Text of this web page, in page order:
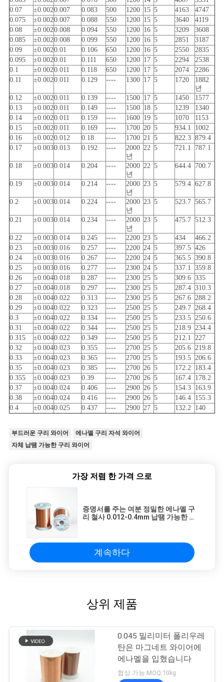
0.07
±0.0020.007 0.083 500 1200 15 5 4163
4747
0.075
±0.0020.007 0.088 550 1200 15 5 3640
4119
0.08
±0.0020.008 0.094 550 1200 16 5 3209
3608
0.085
±0.0020.008 0.099 550 1200 16 5 2851
3187
0.09
±0.0020.01 0.106 650 1200 16 5 2550
2835
0.095
±0.0020.01 0.111 650 1200 17 5 2294
2538
0.1
±0.0020.011 0.118 650 1200 17 5 2074
2286
0.11
±0.0020.011 0.129 ---- 1300 17 5 1720
1882
년
0.12
±0.0020.011 0.139 ---- 1500 17 5 1450
1577
0.13
±0.0020.011 0.149 ---- 1500 18 5 1239
1340
0.14
±0.0020.011 0.159 ---- 1600 19 5 1070
1153
0.15
±0.0020.011 0.169 ---- 1700 20 5 934.1
1002
0.16
±0.0020.012 0.18 ---- 1700 21 5 822.3 879.4
0.17
±0.0030.013 0.192 ----
2000
년
22 5 721.1 787.1
0.18 ±0.0030.014 0.204 ----
2000
년
22 5 644.4 700.7
0.19 ±0.0030.014 0.214 ----
2000
년
23 5 579.4 627.8
0.2 ±0.0030.014 0.224 ----
2000
년
23 5 523.7 565.7
0.21 ±0.0030.014 0.234 ----
2000
년
23 5 475.7 512.3
0.22 ±0.0030.014 0.245 ---- 2200 23 5 434
466.2
0.23
±0.0030.016 0.257 ---- 2200 24 5 397.5 426
0.24
±0.0030.016 0.267 ---- 2200 24 5 365.5 390.8
0.25
±0.0030.016 0.277 ---- 2300 24 5 337.1 359.8
0.26
±0.0040.018 0.287 ---- 2300 25 5 309.6 335
0.27
±0.0040.018 0.297 ---- 2300 25 5 287.4 310.3
0.28
±0.0040.022 0.313 ---- 2300 25 5 267.6 288.2
0.29
±0.0040.022 0.323 ---- 2500 25 5 249.7 268.4
0.3
±0.0040.022 0.334 ---- 2500 25 5 233.5 250.6
0.31
±0.0040.022 0.344 ---- 2500 25 5 218.9 234.4
0.315
±0.0040.022 0.349 ---- 2500 25 5 212.1 227
0.32
±0.0040.023 0.355 ---- 2700 25 5 205.6 219.8
0.33
±0.0040.023 0.365 ---- 2700 25 5 193.5 206.6
0.35
±0.0040.023 0.385 ---- 2700 26 5 172.2
183.4
0.355
±0.0040.023 0.39 ---- 2700 26 5 167.4
178.2
0.37
±0.0040.024 0.406 ---- 2900 26 5 154.3
163.9
0.38
±0.0040.024 0.416 ---- 2900 26 5 146.4
155.3
0.4
±0.0040.025 0.437 ---- 2900 27 5 132.2 140
부드러운 구리 와이어
에나멜 구리 자석 와이어
자체 납땜 가능한 구리 와이어
가장 저렴 한 가격 으로
증명서를 주는 여분 정밀한 에나멜 구
리 철사 0.012-0.4mm 납땜 가능한 자
계속하다
상위 제품
0.045 밀리미터 폴리우레
탄은 마그네트 와이어에
에나멜을 입혔습니다
협상 가능 MOQ:10kg